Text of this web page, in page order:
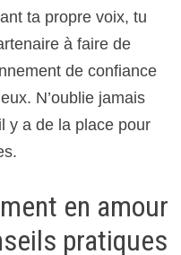
ta propre voix, tu
à faire de
de confiance
N’oublie jamais
y a de la place pour
en amour
pratiques